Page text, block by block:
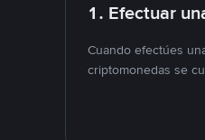
1. Efectuar
Cuando efectúes
criptomonedas se